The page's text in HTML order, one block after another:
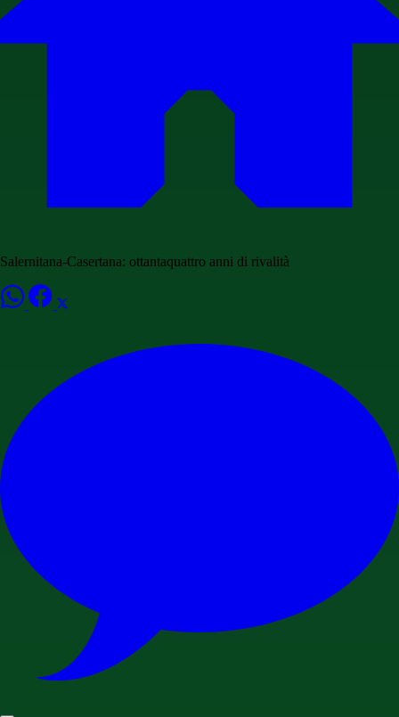
Salernitana-Casertana: ottantaquattro anni di rivalità